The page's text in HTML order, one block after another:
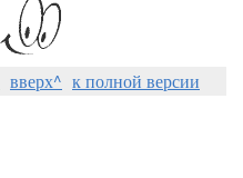
вверх^ к полной версии